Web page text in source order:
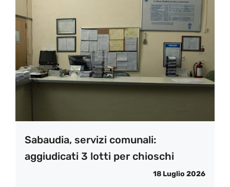
Sabaudia, servizi comunali:
aggiudicati 3 lotti per chioschi
18 Luglio 2026